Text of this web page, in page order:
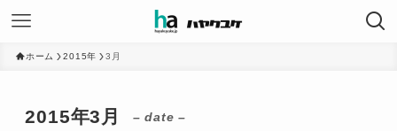
ホーム 2015年 3月
2015年3月 – date –